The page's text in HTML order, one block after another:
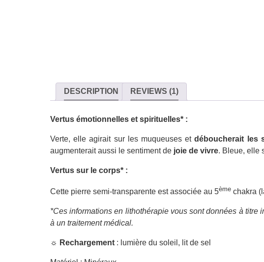
DESCRIPTION REVIEWS (1)
Vertus émotionnelles et spirituelles* :
Verte, elle agirait sur les muqueuses etdéboucherait les
augmenterait aussi le sentiment de joie de vivre. Bleue, elle
Vertus sur le corps* :
Cette pierre semi-transparente est associée au 5ème chakra
*Ces informations en lithothérapie vous sont données à titre
à un traitement médical.
☼ Rechargement : lumière du soleil, lit de sel